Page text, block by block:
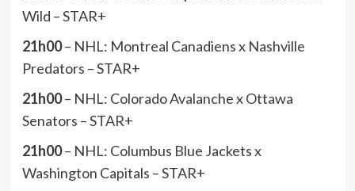
Wild – STAR+
21h00– NHL: Montreal Canadiens x Nashville
Predators – STAR+
21h00– NHL: Colorado Avalanche x Ottawa
Senators – STAR+
21h00– NHL: Columbus Blue Jackets x
Washington Capitals – STAR+